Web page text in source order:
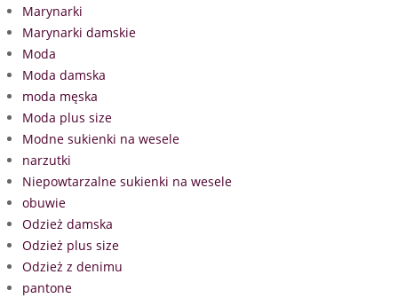
Marynarki
Marynarki damskie
Moda
Moda damska
moda męska
Moda plus size
Modne sukienki na wesele
narzutki
Niepowtarzalne sukienki na wesele
obuwie
Odzież damska
Odzież plus size
Odzież z denimu
pantone